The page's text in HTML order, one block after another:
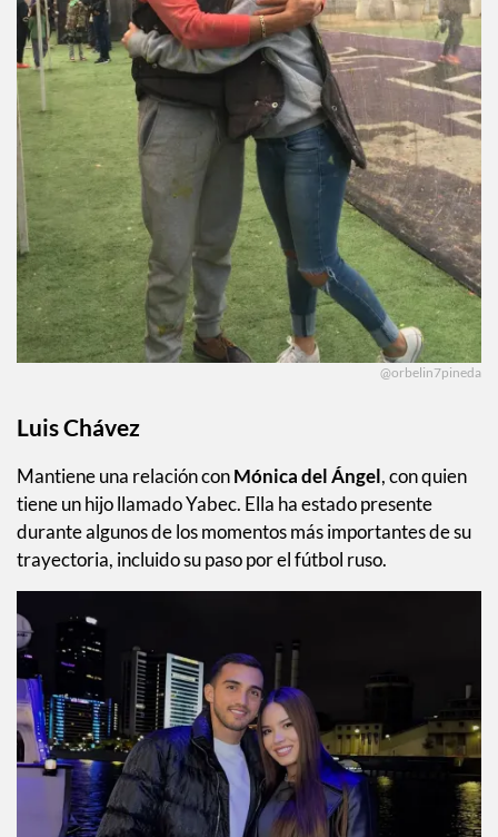
@orbelin7pineda
Luis Chávez
Mantiene una relación conMónica del Ángel, con quien
tiene un hijo llamado Yabec. Ella ha estado presente
durante algunos de los momentos más importantes de su
trayectoria, incluido su paso por el fútbol ruso.